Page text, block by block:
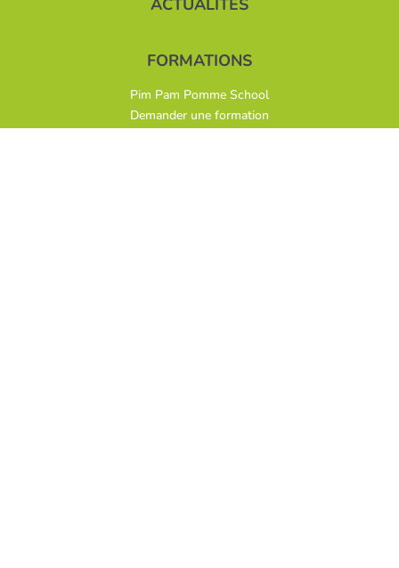
FORMATIONS
Pim Pam Pomme School
Demander une formation